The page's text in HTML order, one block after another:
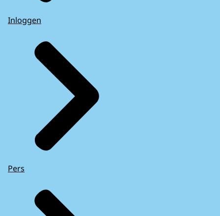
Inloggen
Pers